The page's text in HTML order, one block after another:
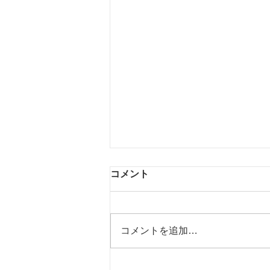
前向きに♪
コメント
コメントを追加…